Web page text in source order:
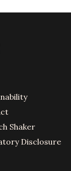
Shaker
Disclosure